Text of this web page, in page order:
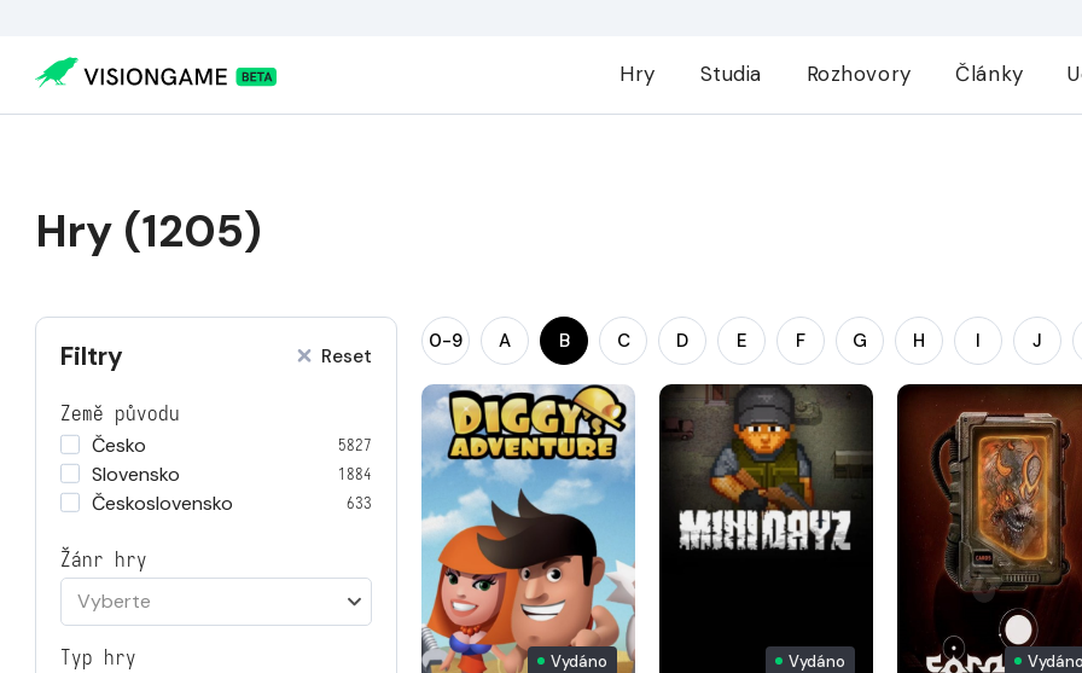
Hry Studia Rozhovory Články
Hry (1205)
Filtry Reset
Země původu
Česko
5827
Slovensko 1884
Československo 633
Žánr hry
Vyberte
Typ hry
0-9 A B C D E F G H I J
Vydáno Vydáno